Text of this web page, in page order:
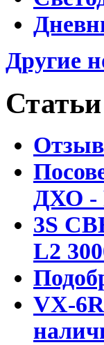
Другие
Статьи
ДХО -
3S
L2
VX-